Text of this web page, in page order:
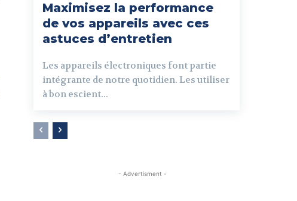
Maximisez la performance
de vos appareils avec ces
astuces d’entretien
Les appareils électroniques font partie
intégrante de notre quotidien. Les utiliser
à bon escient...
- Advertisment -